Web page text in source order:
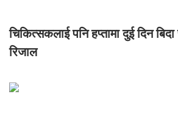
चिकित्सकलाई पनि हप्तामा दुई दिन बिदा
रिजाल